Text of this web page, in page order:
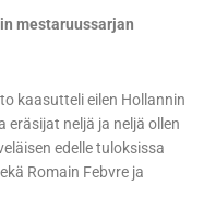
mestaruussarjan
kaasutteli eilen Hollannin
neljä ja neljä ollen
edelle tuloksissa
Romain Febvre ja